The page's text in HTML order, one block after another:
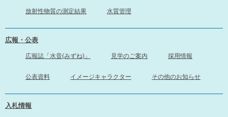
放射性物質の測定結果 水質管理
広報・公表
広報誌「水音(みずね)」 見学のご案内 採用情報
公表資料 イメージキャラクター その他のお知らせ
入札情報